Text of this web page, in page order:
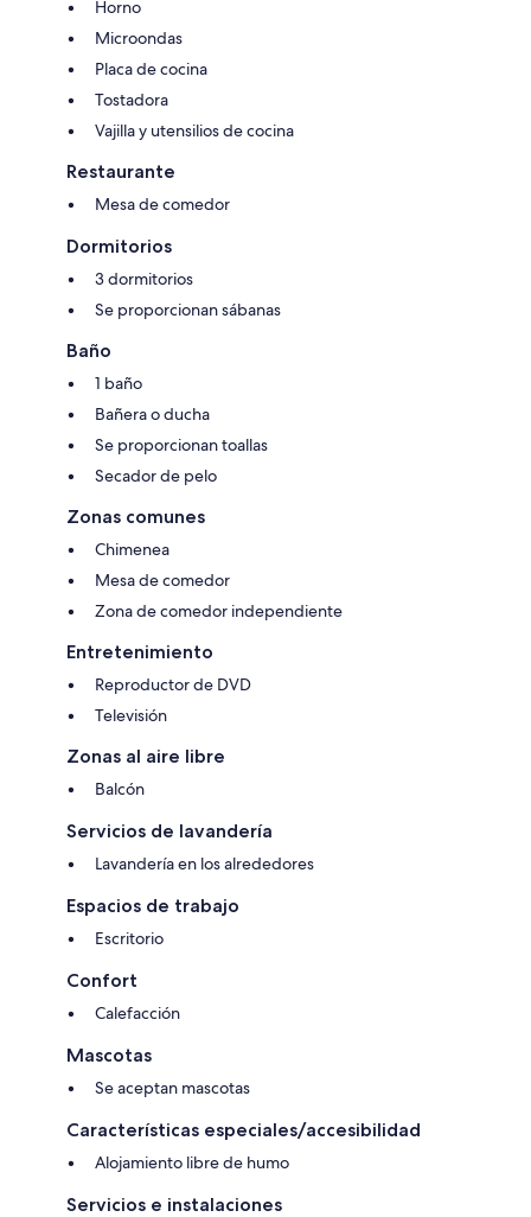
Horno
Microondas
Placa de cocina
Tostadora
Vajilla y utensilios de cocina
Restaurante
Mesa de comedor
Dormitorios
3 dormitorios
Se proporcionan sábanas
Baño
1 baño
Bañera o ducha
Se proporcionan toallas
Secador de pelo
Zonas comunes
Chimenea
Mesa de comedor
Zona de comedor independiente
Entretenimiento
Reproductor de DVD
Televisión
Zonas al aire libre
Balcón
Servicios de lavandería
Lavandería en los alrededores
Espacios de trabajo
Escritorio
Confort
Calefacción
Mascotas
Se aceptan mascotas
Características especiales/accesibilidad
Alojamiento libre de humo
Servicios e instalaciones